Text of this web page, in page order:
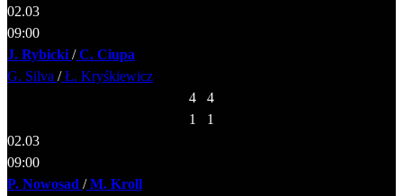
02.03
09:00
J. Rybicki /C. Ciupa
G. Silva /Ł. Kryśkiewicz
4
4
1
1
02.03
09:00
P. Nowosad /M. Kroll